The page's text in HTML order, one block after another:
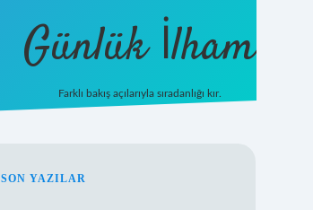
Günlük İlham
Farklı bakış açılarıyla sıradanlığı kır.
SIDEBAR
SON YAZILAR